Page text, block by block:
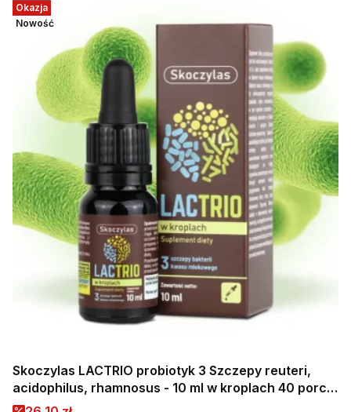
Okazja
Nowość
Skoczylas LACTRIO probiotyk 3 Szczepy reuteri,
acidophilus, rhamnosus - 10 ml w kroplach 40 porcji
Wspiera prawidłowe funkcjonowanie jelit